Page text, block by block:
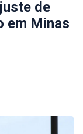
de
em Minas